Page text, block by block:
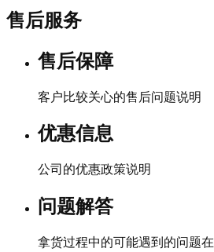
售后服务
售后保障
客户比较关心的售后问题说明
优惠信息
公司的优惠政策说明
问题解答
拿货过程中的可能遇到的问题